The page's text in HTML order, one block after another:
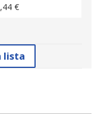
€
lista